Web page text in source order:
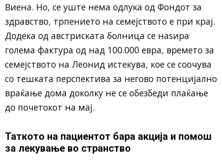
Виена. Но, се уште нема одлука од Фондот за
здравство, трпението на семејството е при крај.
Додека од австриската болница се наѕира
голема фактура од над 100.000 евра, времето за
семејството на Леонид истекува, кое се соочува
со тешката перспектива за негово потенцијално
враќање дома доколку не се обезбеди плаќање
до почетокот на мај.
Таткото на пациентот бара акција и помош
за лекување во странство